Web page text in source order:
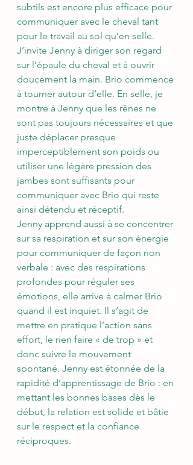
subtils est encore plus efficace pour
communiquer avec le cheval tant
pour le travail au sol qu’en selle.
J’invite Jenny à diriger son regard
sur l’épaule du cheval et à ouvrir
doucement la main. Brio commence
à tourner autour d’elle. En selle, je
montre à Jenny que les rênes ne
sont pas toujours nécessaires et que
juste déplacer presque
imperceptiblement son poids ou
utiliser une légère pression des
jambes sont suffisants pour
communiquer avec Brio qui reste
ainsi détendu et réceptif.
Jenny apprend aussi à se concentrer
sur sa respiration et sur son énergie
pour communiquer de façon non
verbale : avec des respirations
profondes pour réguler ses
émotions, elle arrive à calmer Brio
quand il est inquiet. Il s’agit de
mettre en pratique l’action sans
effort, le rien faire « de trop » et
donc suivre le mouvement
spontané. Jenny est étonnée de la
rapidité d’apprentissage de Brio : en
mettant les bonnes bases dès le
début, la relation est solide et bâtie
sur le respect et la confiance
réciproques.